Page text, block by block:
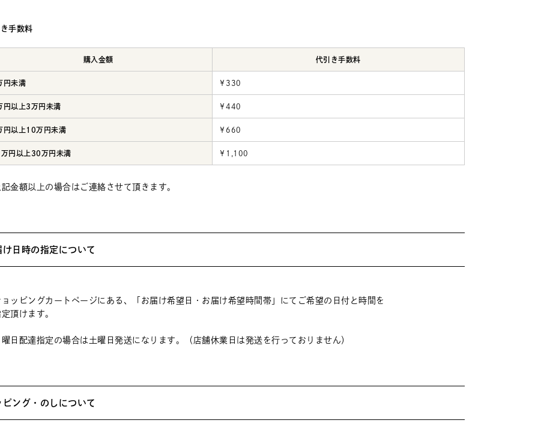
手数料
購入金額 代引き手数料
円未満 ￥330
円以上3万円未満 ￥440
円以上10万円未満 ￥660
円以上30万円未満 ￥1,100
金額以上の場合はご連絡させて頂きます。
け日時の指定について
ッピングカートページにある、「お届け希望日・お届け希望時間帯」にてご希望の日付と時間を
頂けます。
日配達指定の場合は土曜日発送になります。（店舗休業日は発送を行っておりません）
ピング・のしについて